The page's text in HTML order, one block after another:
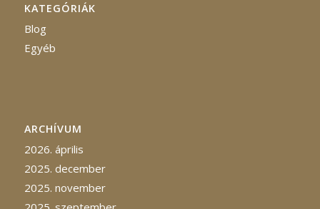
KATEGÓRIÁK
Blog
Egyéb
ARCHÍVUM
2026. április
2025. december
2025. november